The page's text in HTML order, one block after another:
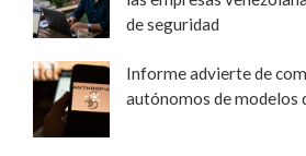
de seguridad
Informe advierte de
autónomos de modelos